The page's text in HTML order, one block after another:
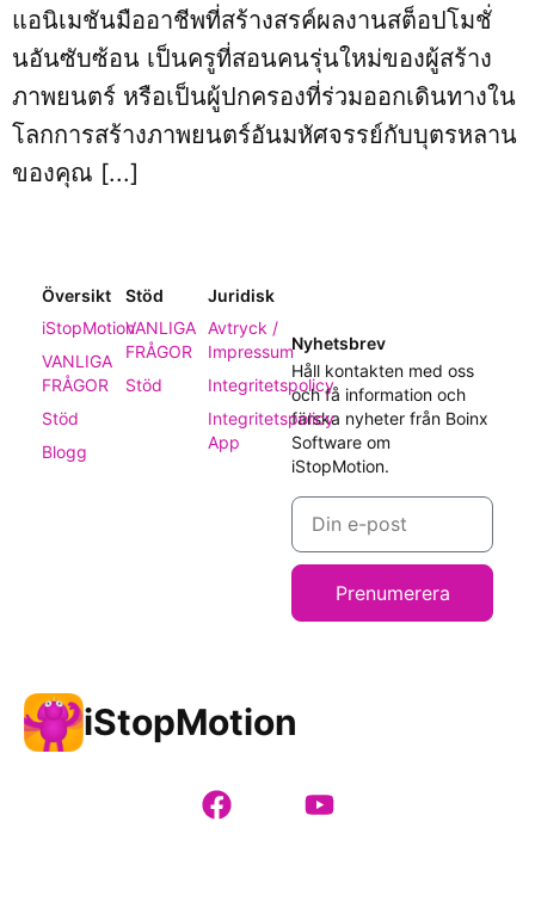
แอนิเมชันมืออาชีพที่สร้างสรค์ผลงานสต็อปโมชั่
นอันซับซ้อน เป็นครูที่สอนคนรุ่นใหม่ของผู้สร้าง
ภาพยนตร์ หรือเป็นผู้ปกครองที่ร่วมออกเดินทางใน
โลกการสร้างภาพยนตร์อันมหัศจรรย์กับบุตรหลาน
ของคุณ [...]
Översikt
iStopMotion
VANLIGA
FRÅGOR
Stöd
Blogg
Stöd
VANLIGA
FRÅGOR
Stöd
Juridisk
Avtryck /
Impressum
Integritetspolicy
Integritetspolicy
App
Nyhetsbrev
Håll kontakten med oss
och få information och
färska nyheter från Boinx
Software om
iStopMotion.
Prenumerera
iStopMotion